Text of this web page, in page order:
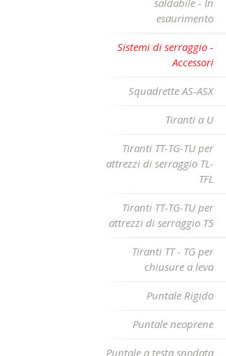
saldabile - In
esaurimento
Sistemi di serraggio -
Accessori
Squadrette AS-ASX
Tiranti a U
Tiranti TT-TG-TU per
attrezzi di serraggio TL-
TFL
Tiranti TT-TG-TU per
attrezzi di serraggio T5
Tiranti TT - TG per
chiusure a leva
Puntale Rigido
Puntale neoprene
Puntale a testa snodata